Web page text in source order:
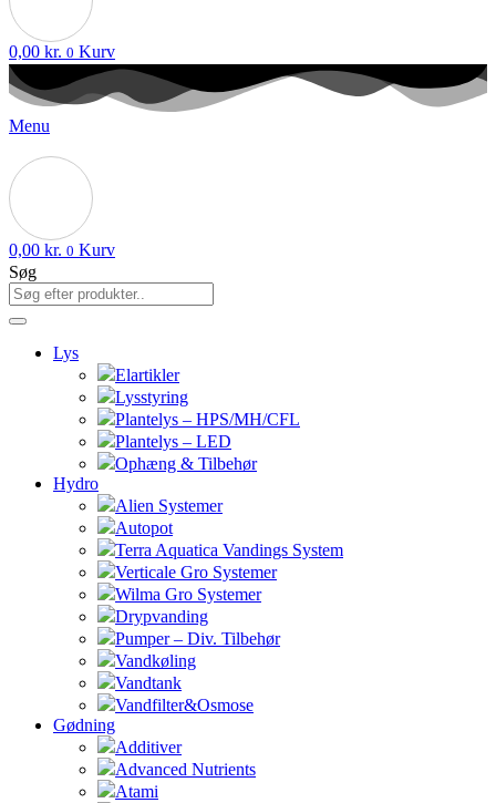
0,00 kr. 0 Kurv
Menu
0,00 kr. 0 Kurv
Søg
Lys
Elartikler
Lysstyring
Plantelys – HPS/MH/CFL
Plantelys – LED
Ophæng & Tilbehør
Hydro
Alien Systemer
Autopot
Terra Aquatica Vandings System
Verticale Gro Systemer
Wilma Gro Systemer
Drypvanding
Pumper – Div. Tilbehør
Vandkøling
Vandtank
Vandfilter&Osmose
Gødning
Additiver
Advanced Nutrients
Atami